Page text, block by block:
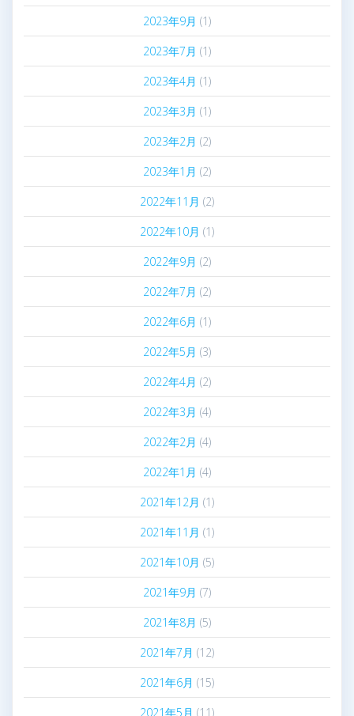
2023年9月 (1)
2023年7月 (1)
2023年4月 (1)
2023年3月 (1)
2023年2月 (2)
2023年1月 (2)
2022年11月 (2)
2022年10月 (1)
2022年9月 (2)
2022年7月 (2)
2022年6月 (1)
2022年5月 (3)
2022年4月 (2)
2022年3月 (4)
2022年2月 (4)
2022年1月 (4)
2021年12月 (1)
2021年11月 (1)
2021年10月 (5)
2021年9月 (7)
2021年8月 (5)
2021年7月 (12)
2021年6月 (15)
2021年5月 (11)